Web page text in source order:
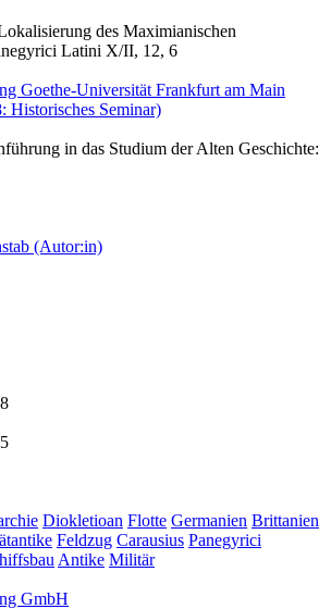
des Maximianischen
Latini X/II, 12, 6
Goethe-Universität Frankfurt am Main
Historisches Seminar)
in das Studium der Alten Geschichte:
(Autor:in)
Diokletioan Flotte Germanien Brittanien
Feldzug Carausius Panegyrici
Antike Militär
GmbH